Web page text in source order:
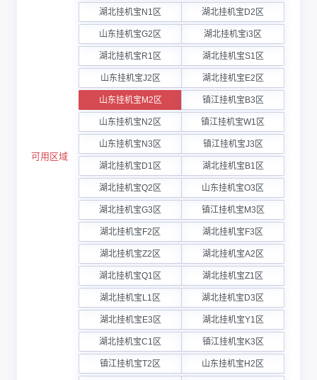
可用区域
湖北挂机宝N1区 湖北挂机宝D2区
山东挂机宝G2区 湖北挂机宝i3区
湖北挂机宝R1区 湖北挂机宝S1区
山东挂机宝J2区 湖北挂机宝E2区
山东挂机宝M2区 镇江挂机宝B3区
山东挂机宝N2区 镇江挂机宝W1区
山东挂机宝N3区 镇江挂机宝J3区
湖北挂机宝D1区 湖北挂机宝B1区
湖北挂机宝Q2区 山东挂机宝O3区
湖北挂机宝G3区 镇江挂机宝M3区
湖北挂机宝F2区 湖北挂机宝F3区
湖北挂机宝Z2区 湖北挂机宝A2区
湖北挂机宝Q1区 湖北挂机宝Z1区
湖北挂机宝L1区 湖北挂机宝D3区
湖北挂机宝E3区 湖北挂机宝Y1区
湖北挂机宝C1区 镇江挂机宝K3区
镇江挂机宝T2区 山东挂机宝H2区